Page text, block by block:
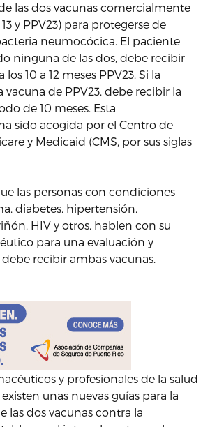
las dos vacunas comercialmente
y PPV23) para protegerse de
neumocócica. El paciente
ninguna de las dos, debe recibir
los 10 a 12 meses PPV23. Si la
vacuna de PPV23, debe recibir la
de 10 meses. Esta
sido acogida por el Centro de
y Medicaid (CMS, por sus siglas
las personas con condiciones
diabetes, hipertensión,
HIV y otros, hablen con su
para una evaluación y
recibir ambas vacunas.
y profesionales de la salud
unas nuevas guías para la
las dos vacunas contra la